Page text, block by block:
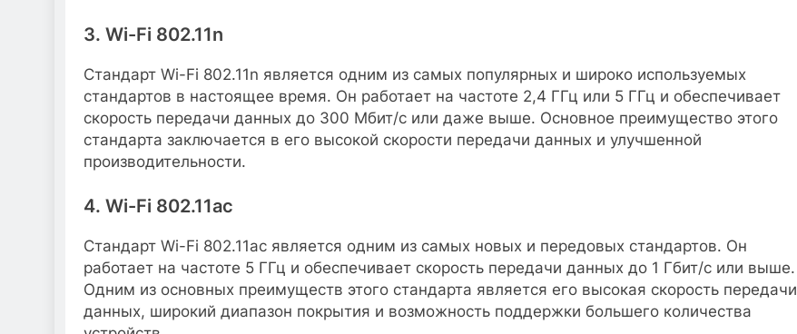
3. Wi-Fi 802.11n
Стандарт Wi-Fi 802.11n является одним из самых популярных и широко используемых
стандартов в настоящее время. Он работает на частоте 2,4 ГГц или 5 ГГц и обеспечивает
скорость передачи данных до 300 Мбит/с или даже выше. Основное преимущество этого
стандарта заключается в его высокой скорости передачи данных и улучшенной
производительности.
4. Wi-Fi 802.11ac
Стандарт Wi-Fi 802.11ac является одним из самых новых и передовых стандартов. Он
работает на частоте 5 ГГц и обеспечивает скорость передачи данных до 1 Гбит/с или выше.
Одним из основных преимуществ этого стандарта является его высокая скорость передачи
данных, широкий диапазон покрытия и возможность поддержки большего количества